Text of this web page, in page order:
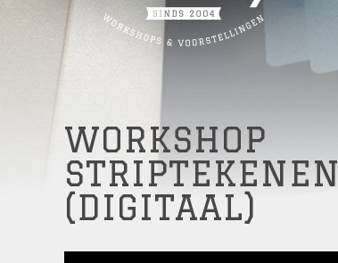
WORKSHOP
STRIPTEKENEN
(DIGITAAL)